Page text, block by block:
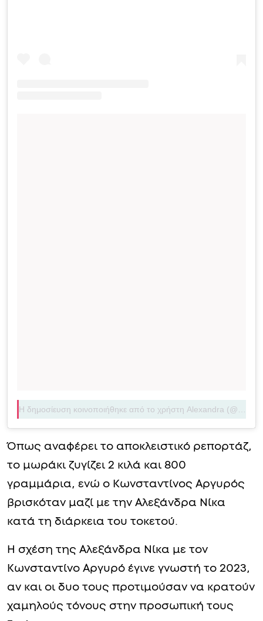
Όπως αναφέρει το αποκλειστικό ρεπορτάζ,
το μωράκι ζυγίζει 2 κιλά και 800
γραμμάρια, ενώ ο Κωνσταντίνος Αργυρός
βρισκόταν μαζί με την Αλεξάνδρα Νίκα
κατά τη διάρκεια του τοκετού.
Η σχέση της Αλεξάνδρα Νίκα με τον
Κωνσταντίνο Αργυρό έγινε γνωστή το 2023,
αν και οι δυο τους προτιμούσαν να κρατούν
χαμηλούς τόνους στην προσωπική τους